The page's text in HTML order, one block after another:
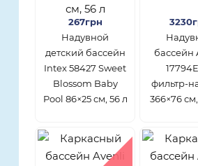
267грн
Надувной
детский бассейн
Intex 58427 Sweet
Blossom Baby
Pool 86×25 см, 56 л
бассейн
фильтр-
366×76